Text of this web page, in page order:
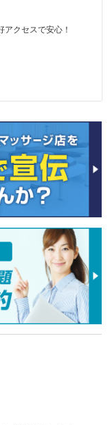
クセスで安心！